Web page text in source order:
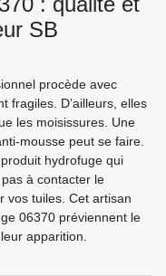
SB
procède avec
fragiles. D’ailleurs, elles
les moisissures. Une
mousse peut se faire.
hydrofuge qui
à contacter le
vos tuiles. Cet artisan
06370 préviennent le
apparition.